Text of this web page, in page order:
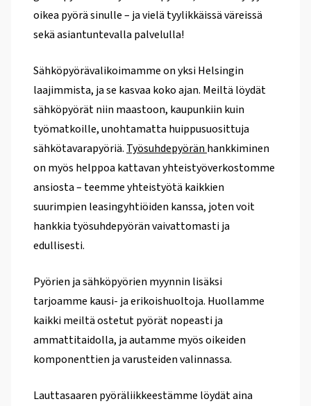
oikea pyörä sinulle – ja vielä tyylikkäissä väreissä
sekä asiantuntevalla palvelulla!
Sähköpyörävalikoimamme on yksi Helsingin
laajimmista, ja se kasvaa koko ajan. Meiltä löydät
sähköpyörät niin maastoon, kaupunkiin kuin
työmatkoille, unohtamatta huippusuosittuja
sähkötavarapyöriä. Työsuhdepyöränhankkiminen
on myös helppoa kattavan yhteistyöverkostomme
ansiosta – teemme yhteistyötä kaikkien
suurimpien leasingyhtiöiden kanssa, joten voit
hankkia työsuhdepyörän vaivattomasti ja
edullisesti.
Pyörien ja sähköpyörien myynnin lisäksi
tarjoamme kausi- ja erikoishuoltoja. Huollamme
kaikki meiltä ostetut pyörät nopeasti ja
ammattitaidolla, ja autamme myös oikeiden
komponenttien ja varusteiden valinnassa.
Lauttasaaren pyöräliikkeestämme löydät aina